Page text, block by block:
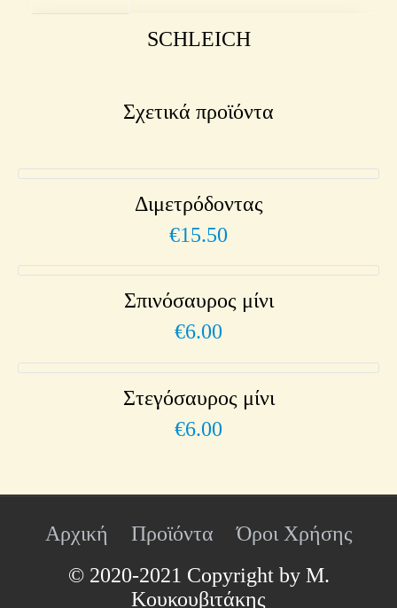
SCHLEICH
Σχετικά προϊόντα
Διμετρόδοντας
€15.50
Σπινόσαυρος μίνι
€6.00
Στεγόσαυρος μίνι
€6.00
Αρχική Προϊόντα
Όροι Χρήσης
© 2020-2021 Copyright by Μ.
Κουκουβιτάκης